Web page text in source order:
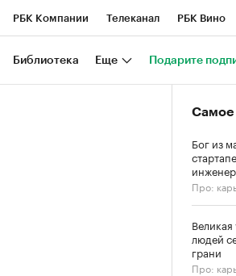
РБК Компании Телеканал РБК Вино
Национальные проекты Город
Библиотека Еще Подарите
Самое
Бог из
Про:
Великая
людей
грани
Про: